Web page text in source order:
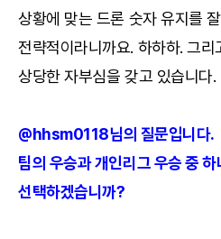
상황에 맞는 드론 숫자 유지를
전략적이라니까요. 하하하. 그
상당한 자부심을 갖고 있습니다.
@hhsm0118님의 질문입니다.
팀의 우승과 개인리그 우승 중
선택하겠습니까?